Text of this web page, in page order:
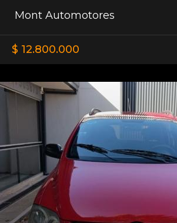
Mont Automotores
$ 12.800.000